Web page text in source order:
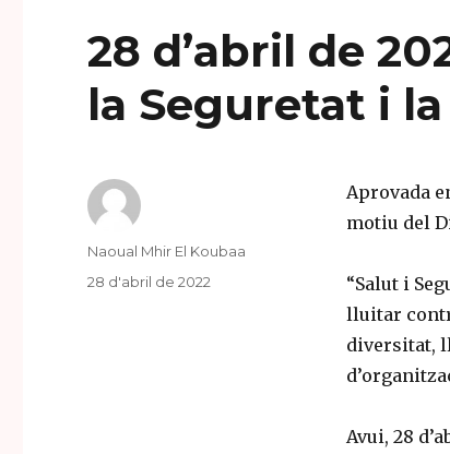
28 d’abril de
la Seguretat i
Aprovada
motiu del
“Salut i
lluitar
diversitat,
Avui, 28
Author
Naoual Mhir El Koubaa
Posted
28 d'abril de 2022